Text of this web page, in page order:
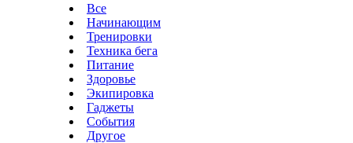
Все
Начинающим
Тренировки
Техника бега
Питание
Здоровье
Экипировка
Гаджеты
События
Другое